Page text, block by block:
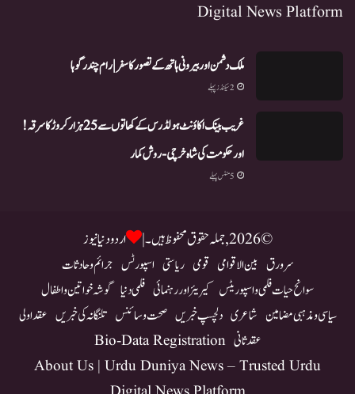
Digital News Platform
ملک دشمن اور بیرونی ہاتھ کے تصور کا سفر | رام چندر گوہا
2 سیکنڈز پہلے
غریب بینک اکاؤنٹ ہولڈرس کے کھاتوں سے 25 ہزار کروڑ کا سرقہ!
اور حکومت کی شاہ خرچی-روش کمار
5 منٹس پہلے
© 2026, جملہ حقوق محفوظ ہیں۔ | اردو دنیا نیوز
سرورق بین الاقوامی قومی ریاستی اسپورٹس جرائم و حادثات
سوانح حیات فلمی و اسپوریٹس کیریئر اور رہنمائی فلمی دنیا گوشہ خواتین و اطفال
سیاسی و مذہبی مضامین شاعری دلچسپ خبریں صحت و سائنس تلنگانہ کی خبریں عقد اولی
عقد ثانی Bio-Data Registration
About Us | Urdu Duniya News – Trusted Urdu